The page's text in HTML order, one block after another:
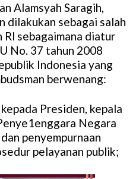
Alamsyah Saragih,
dilakukan sebagai salah
Rl sebagaimana diatur
No. 37 tahun 2008
Indonesia yang
berwenang:
Presiden, kepala
Negara
penyempurnaan
pelayanan publik;